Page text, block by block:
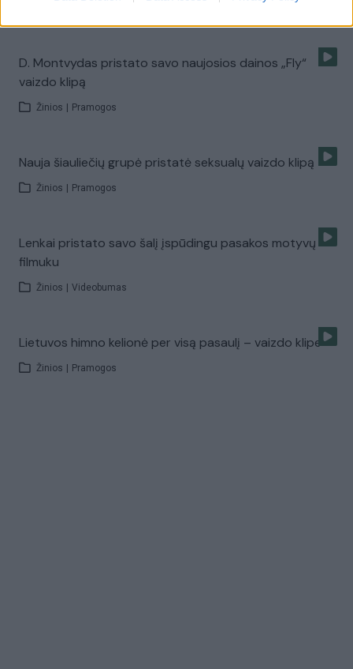
D. Montvydas pristato savo naujosios dainos „Fly“
vaizdo klipą
Žinios Pramogos
Nauja šiauliečių grupė pristatė seksualų vaizdo klipą
Žinios Pramogos
Lenkai pristato savo šalį įspūdingu pasakos motyvų
filmuku
Žinios Videobumas
Lietuvos himno kelionė per visą pasaulį – vaizdo klipe
Žinios Pramogos